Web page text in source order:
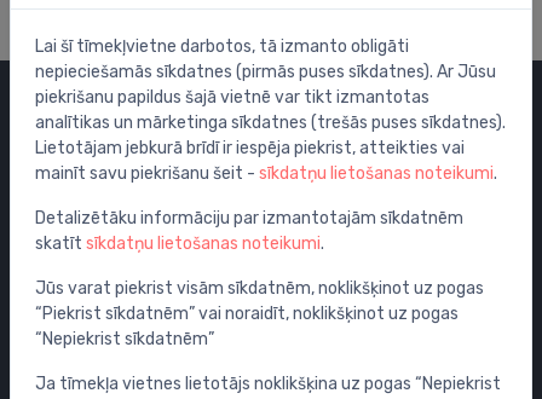
Kategorijas
Izpārdošana
Maisītāji
Izlietnes
Tualetes podi
Vannas
Dušas
Vannas istabas piederumi
Lai šī tīmekļvietne darbotos, tā izmanto obligāti
nepieciešamās sīkdatnes (pirmās puses sīkdatnes). Ar Jūsu
piekrišanu papildus šajā vietnē var tikt izmantotas
analītikas un mārketinga sīkdatnes (trešās puses sīkdatnes).
Lietotājam jebkurā brīdī ir iespēja piekrist, atteikties vai
mainīt savu piekrišanu šeit - sīkdatņu lietošanas noteikumi.
Detalizētāku informāciju par izmantotajām sīkdatnēm
skatīt sīkdatņu lietošanas noteikumi.
Jūs varat piekrist visām sīkdatnēm, noklikšķinot uz pogas
“Piekrist sīkdatnēm” vai noraidīt, noklikšķinot uz pogas
“Nepiekrist sīkdatnēm”
Ja tīmekļa vietnes lietotājs noklikšķina uz pogas “Nepiekrist